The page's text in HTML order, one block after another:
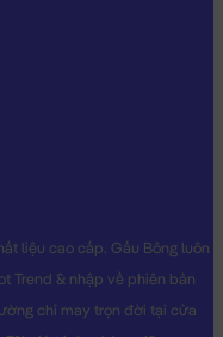
liệu cao cấp. Gấu Bông luôn
Trend & nhập về phiên bản
chỉ may trọn đời tại cửa